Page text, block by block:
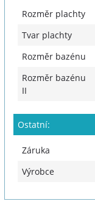
Rozměr plachty
Tvar plachty
Rozměr bazénu
Rozměr bazénu
II
Ostatní:
Záruka
Výrobce